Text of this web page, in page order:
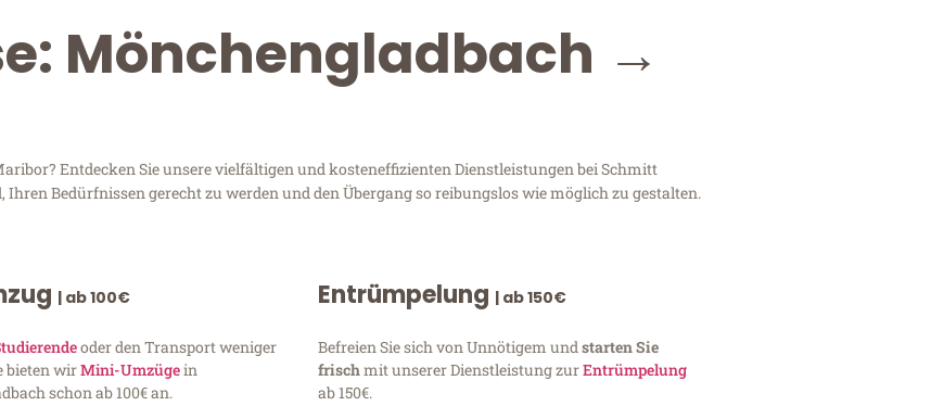
Mönchengladbach →
Entdecken Sie unsere vielfältigen und kosteneffizienten Dienstleistungen bei Schmitt
Bedürfnissen gerecht zu werden und den Übergang so reibungslos wie möglich zu gestalten.
| ab 100€
oder den Transport weniger
bieten wirMini-Umzügein
schon ab 100€ an.
Entrümpelung | ab 150€
Befreien Sie sich von Unnötigem und starten Sie
frischmit unserer Dienstleistung zurEntrümpelung
ab 150€.